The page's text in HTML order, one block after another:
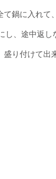
て鍋に入れて
し、途中返し
盛り付けて出